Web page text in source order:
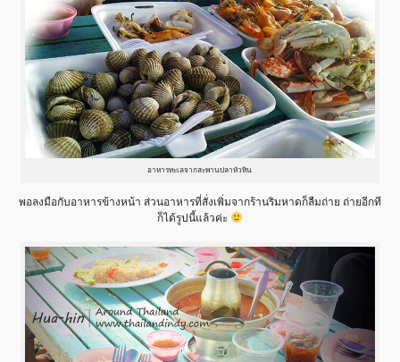
อาหารทะเลจากสะพานปลาหัวหิน
พอลงมือกับอาหารข้างหน้า ส่วนอาหารที่สั่งเพิ่มจากร้านริมหาดก็ลืมถ่าย ถ่ายอีกที
ก็ได้รูปนี้แล้วค่ะ